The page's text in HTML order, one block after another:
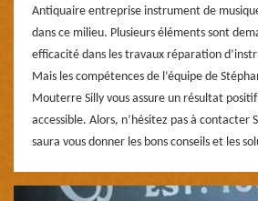
Antiquaire entreprise instrument de
dans ce milieu. Plusieurs éléments sont
efficacité dans les travaux réparation
Mais les compétences de l’équipe de
Mouterre Silly vous assure un résultat
accessible. Alors, n’hésitez pas à contacter
saura vous donner les bons conseils et les